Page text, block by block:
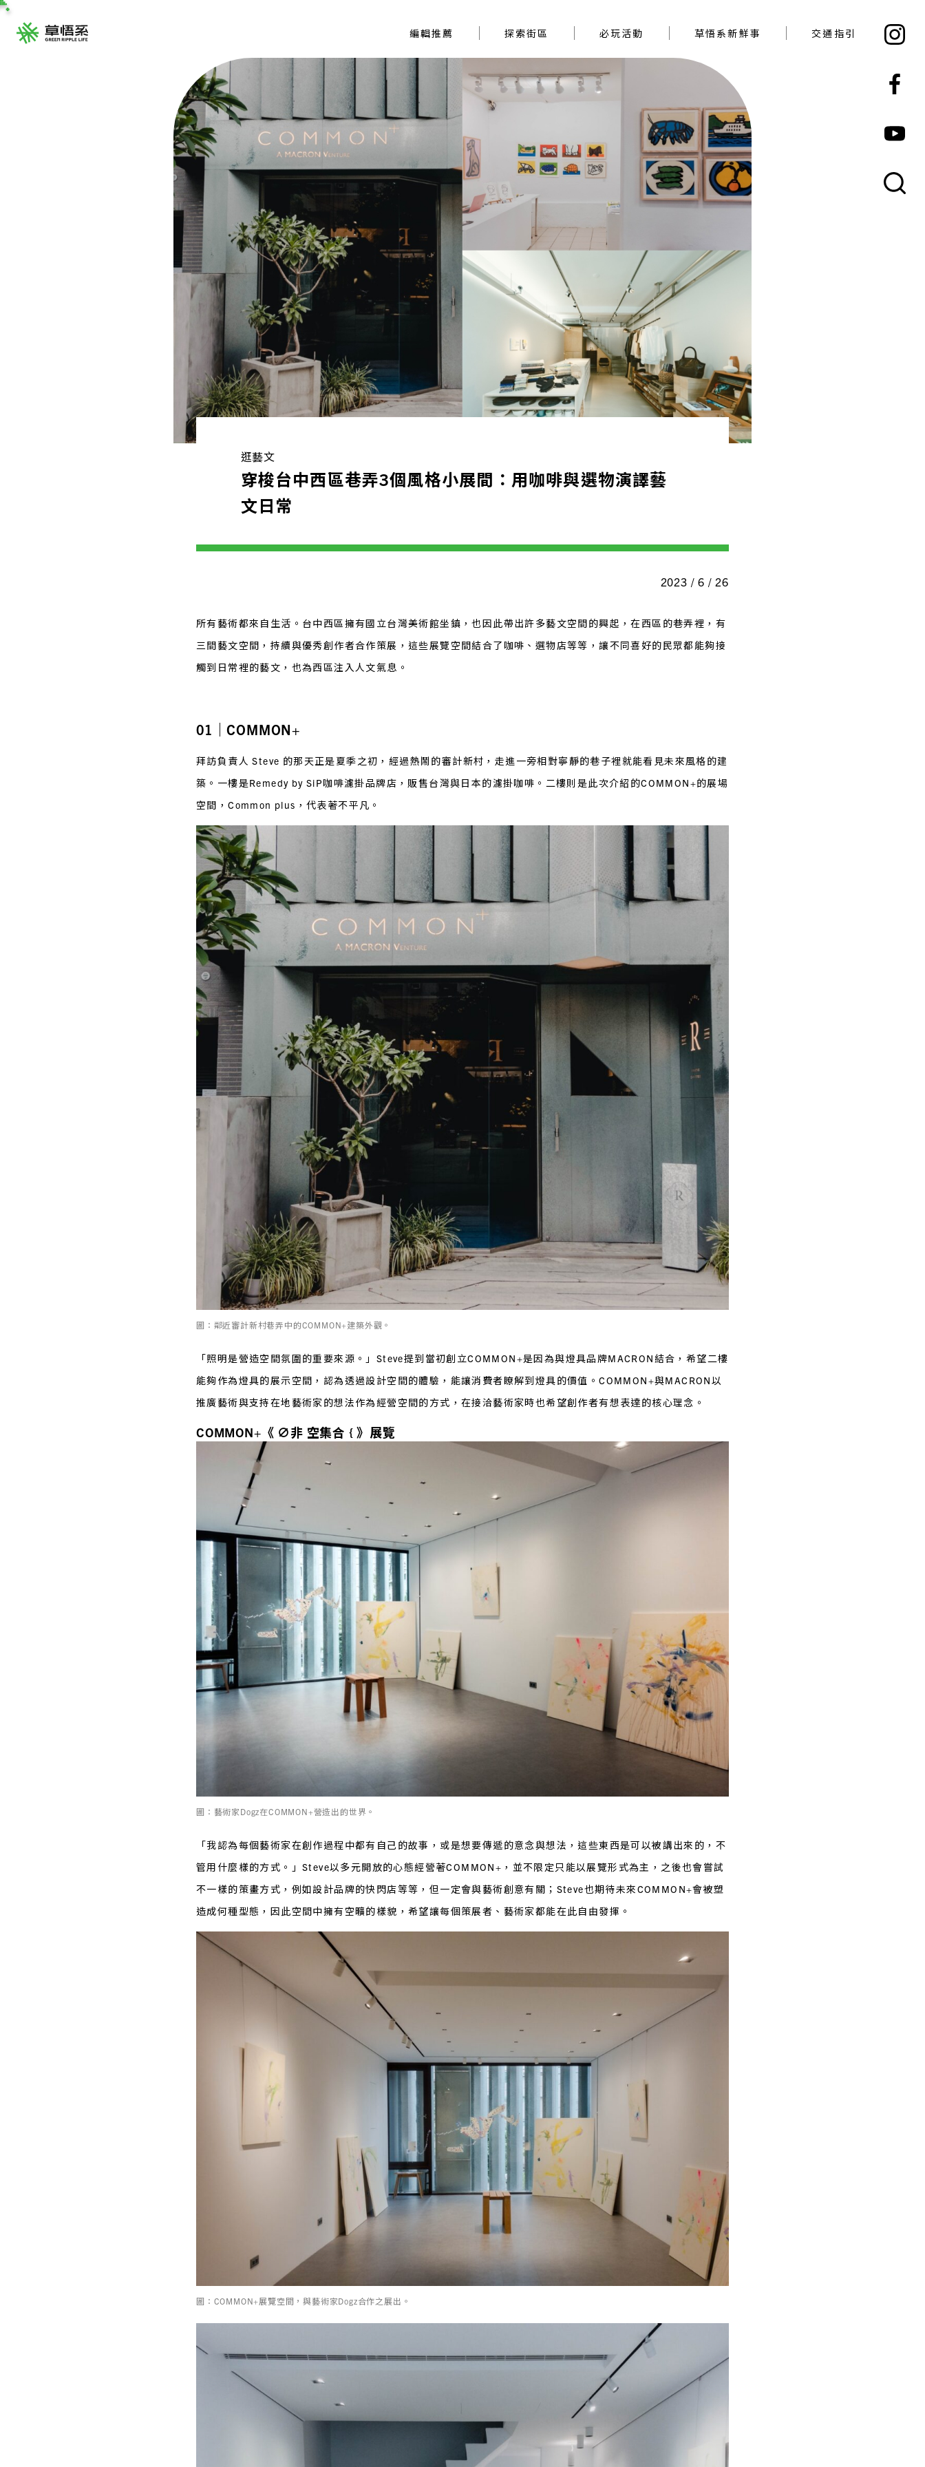
編輯推薦 探索街區 必玩活動 草悟系新鮮事 交通指引
逛藝文
穿梭台中西區巷弄3個風格小展間：用咖啡與選物演譯藝
文日常
2023 / 6 / 26
所有藝術都來自生活。台中西區擁有國立台灣美術館坐鎮，也因此帶出許多藝文空間的興起，在西區的巷弄裡，有
三間藝文空間，持續與優秀創作者合作策展，這些展覽空間結合了咖啡、選物店等等，讓不同喜好的民眾都能夠接
觸到日常裡的藝文，也為西區注入人文氣息。
01｜COMMON+
拜訪負責人 Steve 的那天正是夏季之初，經過熱鬧的審計新村，走進一旁相對寧靜的巷子裡就能看見未來風格的建
築。一樓是Remedy by SiP咖啡濾掛品牌店，販售台灣與日本的濾掛咖啡。二樓則是此次介紹的COMMON+的展場
空間，Common plus，代表著不平凡。
圖：鄰近審計新村巷弄中的COMMON+建築外觀。
「照明是營造空間氛圍的重要來源。」Steve提到當初創立COMMON+是因為與燈具品牌MACRON結合，希望二樓
能夠作為燈具的展示空間，認為透過設計空間的體驗，能讓消費者瞭解到燈具的價值。COMMON+與MACRON以
推廣藝術與支持在地藝術家的想法作為經營空間的方式，在接洽藝術家時也希望創作者有想表達的核心理念。
COMMON+《 ∅非 空集合 { 》展覽
圖：藝術家Dogz在COMMON+營造出的世界。
「我認為每個藝術家在創作過程中都有自己的故事，或是想要傳遞的意念與想法，這些東西是可以被講出來的，不
管用什麼樣的方式。」Steve以多元開放的心態經營著COMMON+，並不限定只能以展覽形式為主，之後也會嘗試
不一樣的策畫方式，例如設計品牌的快閃店等等，但一定會與藝術創意有關；Steve也期待未來COMMON+會被塑
造成何種型態，因此空間中擁有空曠的樣貌，希望讓每個策展者、藝術家都能在此自由發揮。
圖：COMMON+展覽空間，與藝術家Dogz合作之展出。